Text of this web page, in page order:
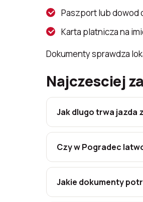
Paszport lub dowod
Karta platnicza na
Dokumenty sprawdza
Najczesciej
Jak dlugo trwa jazda
Czy w Pogradec
Jakie dokumenty